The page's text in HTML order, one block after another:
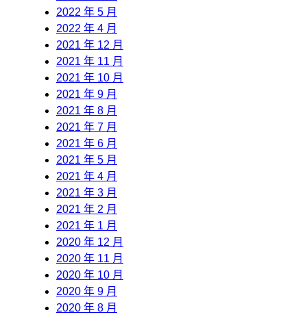
2022 年 5 月
2022 年 4 月
2021 年 12 月
2021 年 11 月
2021 年 10 月
2021 年 9 月
2021 年 8 月
2021 年 7 月
2021 年 6 月
2021 年 5 月
2021 年 4 月
2021 年 3 月
2021 年 2 月
2021 年 1 月
2020 年 12 月
2020 年 11 月
2020 年 10 月
2020 年 9 月
2020 年 8 月